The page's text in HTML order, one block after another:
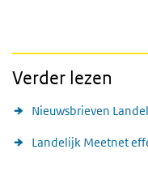
Verder lezen
Nieuwsbrieven
Landelijk Meetnet